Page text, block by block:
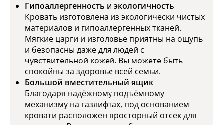
Гипоаллергенность и экологичность
Кровать изготовлена из экологически чистых
материалов и гипоаллергенных тканей.
Мягкие царги и изголовье приятны на ощупь
и безопасны даже для людей с
чувствительной кожей. Вы можете быть
спокойны за здоровье всей семьи.
Большой вместительный ящик
Благодаря надёжному подъёмному
механизму на газлифтах, под основанием
кровати расположен просторный отсек для